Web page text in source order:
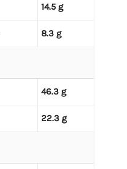
14.5 g
8.3 g
46.3 g
22.3 g